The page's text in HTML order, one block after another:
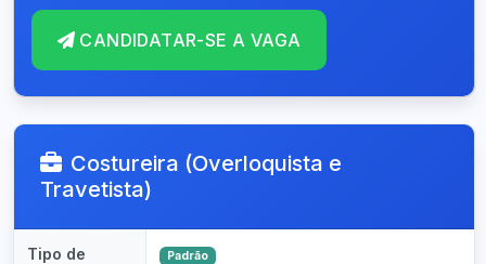
CANDIDATAR-SE A VAGA
Costureira (Overloquista e
Travetista)
Tipo de
Padrão